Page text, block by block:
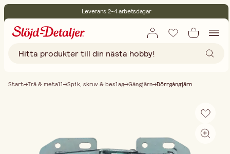
Leverans 2-4 arbetsdagar
Fri frakt vid köp över 499:-
Start Trä & metall Spik, skruv & beslag Gångjärn Dörrgångjärn